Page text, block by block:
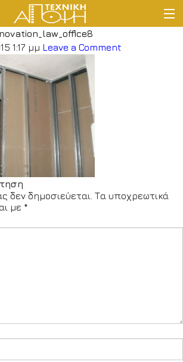
ΑΡΧΙΚΗ
ΕΤΑΙΡΕΙΑ
ΔΡΑΣΤΗΡΙΟΤΗΤΕΣ
ΠΕΛΑΤΟΛΟΓΙΟ
ΝΕΑ
ΕΠΙΚΟΙΝΩΝΙΑ
1:17 μμ Leave a Comment
δεν δημοσιεύεται. Τα υποχρεωτικά
με *